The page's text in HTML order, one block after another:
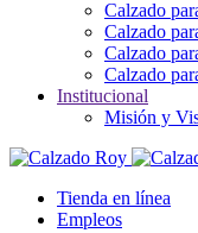
Calzado
Calzado
Calzado
Calzado
Institucional
Misión y
Tienda en línea
Empleos